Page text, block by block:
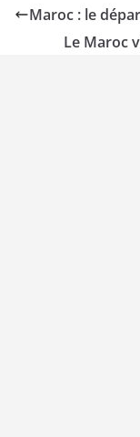
Maroc : le
Le Maroc